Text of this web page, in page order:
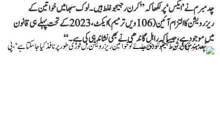
چدمبرم نے ’ایکس‘ پر لکھا کہ ’’کرن رجیجو غلط ہیں۔ لوک سبھا میں خواتین کے
ریزرویشن کا التزام آئین (106ویں ترمیم) ایکٹ، 2023 کے تحت پہلے ہی قانون
میں موجود ہے، جیسا کہ راہل گاندھی نے بھی نشاندہی کی ہے۔‘‘